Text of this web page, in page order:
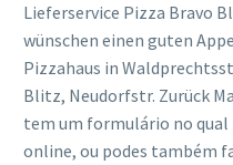
Lieferservice Pizza Bravo
wünschen einen guten
Pizzahaus in
Blitz, Neudorfstr. Zurück
tem um formulário no qual
online, ou podes também